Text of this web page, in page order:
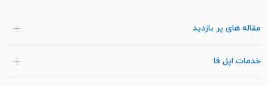
مقاله های پر بازدید
خدمات اپل فا